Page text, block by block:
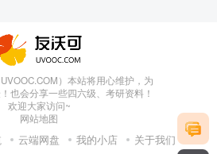
）本站将用心维护，为
也会分享一些四六级、考研资料！
欢迎大家访问~
网站地图
云端网盘 我的小店 关于我们